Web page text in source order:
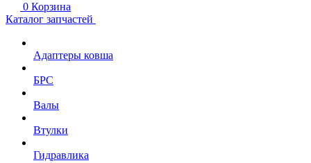
0 Корзина
Каталог запчастей
Адаптеры ковша
БРС
Валы
Втулки
Гидравлика